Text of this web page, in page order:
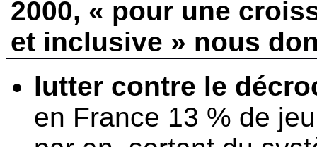
2000, « pour une
et inclusive » nous
lutter contre le
en France 13 % de